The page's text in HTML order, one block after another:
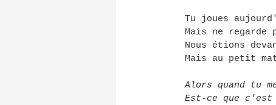
Tu joues
Mais ne regarde
Nous étions
Mais au petit
Alors quand tu
Est-ce que c'est